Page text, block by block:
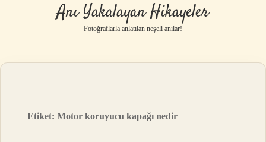
Yasal Uyarı
Anı Yakalayan Hikayeler
Fotoğraflarla anlatılan neşeli anılar!
Etiket:Motor koruyucu kapağı nedir